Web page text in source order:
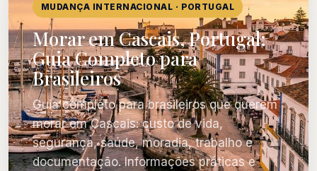
MUDANÇA INTERNACIONAL · PORTUGAL
Morar em Cascais, Portugal:
Guia Completo para
Brasileiros
Guia completo para brasileiros que querem
morar em Cascais: custo de vida,
segurança, saúde, moradia, trabalho e
documentação. Informações práticas e